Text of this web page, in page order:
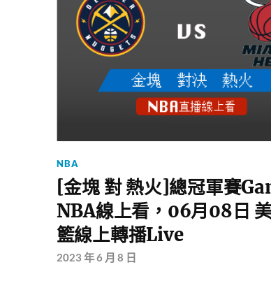
NBA
[金塊 對 熱火]總冠軍賽
NBA線上看，06月08日
籃線上轉播Live
2023 年 6 月 8 日